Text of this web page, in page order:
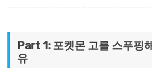
Part 1: 포켓몬 고를 스푸핑
유